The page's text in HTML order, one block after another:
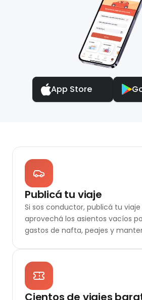
App Store
Publicá tu viaje
Si sos conductor, publicá tu
aprovechá los asientos vacíos
gastos de nafta, peajes y
Cientos de viajes